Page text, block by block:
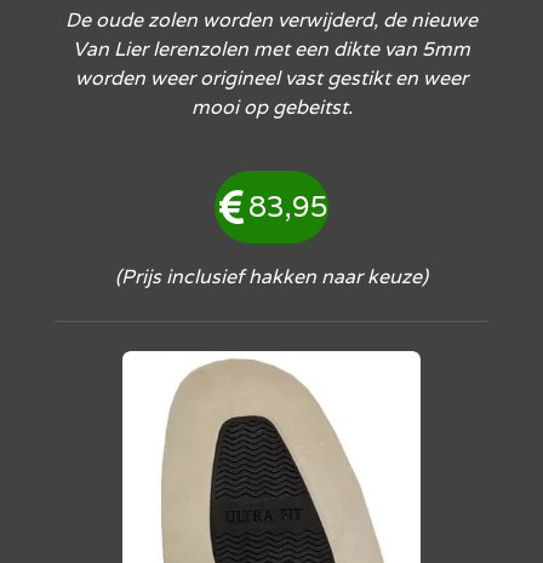
De oude zolen worden verwijderd, de nieuwe
Van Lier lerenzolen met een dikte van 5mm
worden weer origineel vast gestikt en weer
mooi op gebeitst.
83,95
(Prijs inclusief hakken naar keuze)